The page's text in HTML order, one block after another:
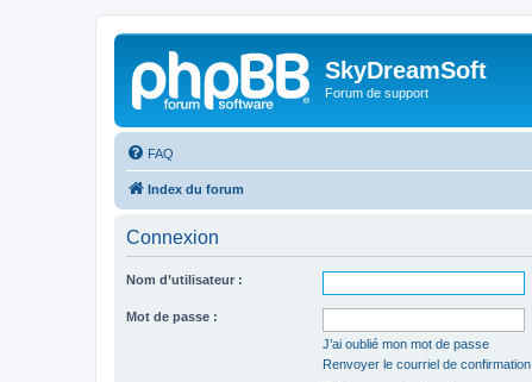
SkyDreamSoft
Forum de support
FAQ
Index du forum
Connexion
Nom d’utilisateur :
Mot de passe :
J’ai oublié mon mot de passe
Renvoyer le courriel de confirmation